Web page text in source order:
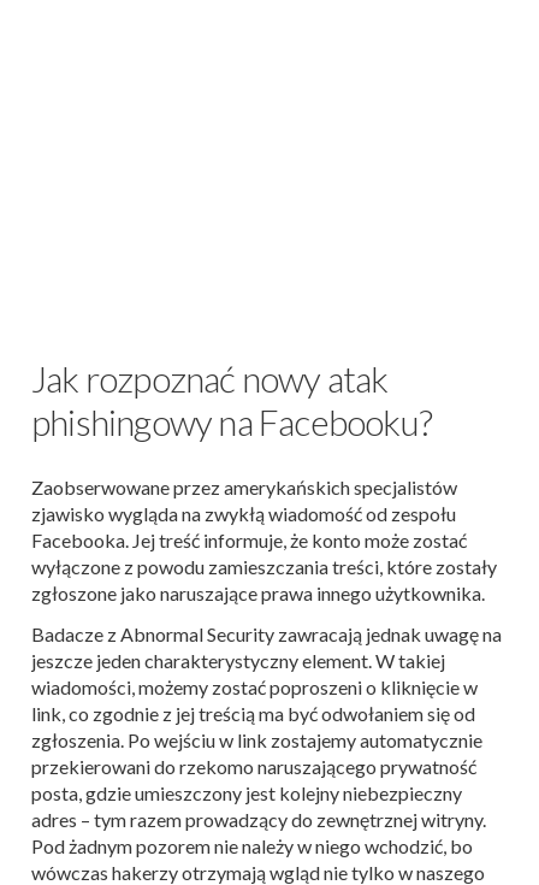
Jak rozpoznać nowy atak
phishingowy na Facebooku?
Zaobserwowane przez amerykańskich specjalistów
zjawisko wygląda na zwykłą wiadomość od zespołu
Facebooka. Jej treść informuje, że konto może zostać
wyłączone z powodu zamieszczania treści, które zostały
zgłoszone jako naruszające prawa innego użytkownika.
Badacze z Abnormal Security zawracają jednak uwagę na
jeszcze jeden charakterystyczny element. W takiej
wiadomości, możemy zostać poproszeni o kliknięcie w
link, co zgodnie z jej treścią ma być odwołaniem się od
zgłoszenia. Po wejściu w link zostajemy automatycznie
przekierowani do rzekomo naruszającego prywatność
posta, gdzie umieszczony jest kolejny niebezpieczny
adres – tym razem prowadzący do zewnętrznej witryny.
Pod żadnym pozorem nie należy w niego wchodzić, bo
wówczas hakerzy otrzymają wgląd nie tylko w naszego